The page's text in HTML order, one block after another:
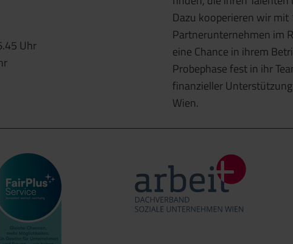
Uhr
Dazu kooperieren wir mit
Partnerunternehmen im
eine Chance in ihrem
Probephase fest in ihr
finanzieller
Wien.